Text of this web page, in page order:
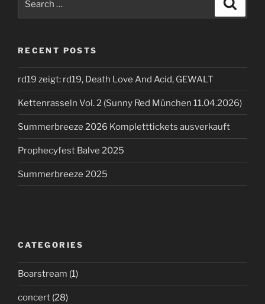
RECENT POSTS
rd19 zeigt: rd19, Death Love And Acid, GEWALT
Kettenrasseln Vol. 2 (Sunny Red München 11.04.2026)
Summerbreeze 2026 Kompletttickets ausverkauft
Prophecyfest Balve 2025
Summerbreeze 2025
CATEGORIES
Boarstream (1)
concert (28)